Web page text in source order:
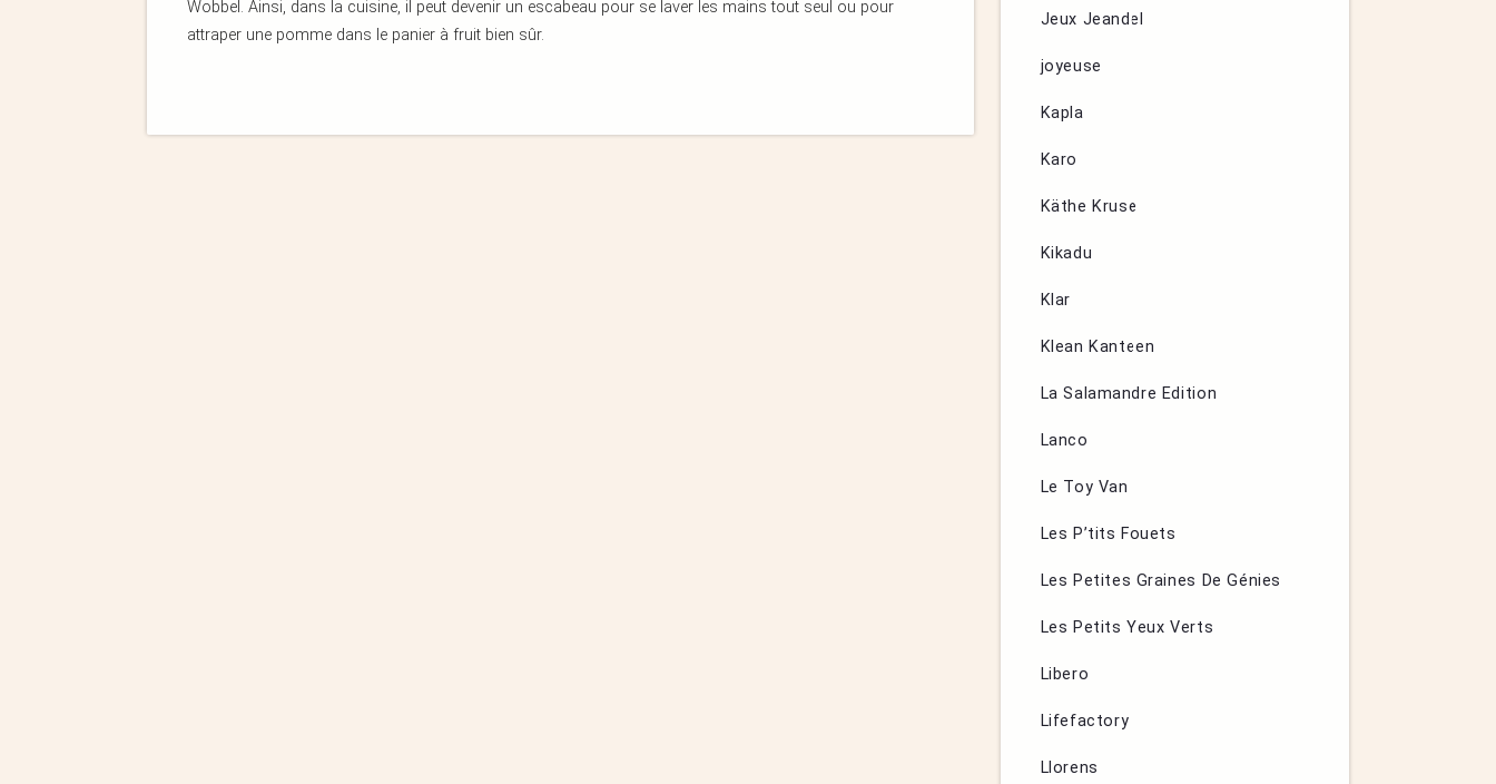
Wobbel. Ainsi, dans la cuisine, il peut devenir un escabeau pour se laver les mains tout seul ou pour
attraper une pomme dans le panier à fruit bien sûr.
Jeux Jeandel
joyeuse
Kapla
Karo
Käthe Kruse
Kikadu
Klar
Klean Kanteen
La Salamandre Edition
Lanco
Le Toy Van
Les P’tits Fouets
Les Petites Graines De Génies
Les Petits Yeux Verts
Libero
Lifefactory
Llorens